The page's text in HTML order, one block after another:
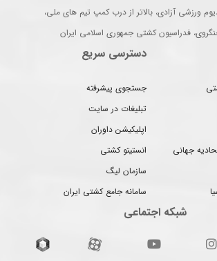
ورزشی آزادی، بالاتر از درب کمپ تیم های ملی،
فدراسیون کشتی جمهوری اسلامی ایران
جهانی
دسترسی سریع
جستجوی پیشرفته
تبلیغات در سایت
اپلیکیشن داوران
انستیتو کشتی
سازمان لیگ
سامانه جامع کشتی ایران
شبکه اجتماعی